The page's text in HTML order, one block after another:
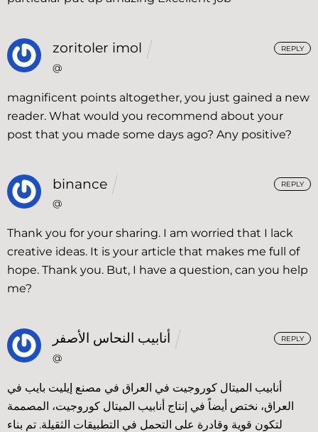
zoritoler imol
@
magnificent points altogether, you just gained a new
reader. What would you recommend about your
post that you made some days ago? Any positive?
REPLY
binance
@
Thank you for your sharing. I am worried that I lack
creative ideas. It is your article that makes me full of
hope. Thank you. But, I have a question, can you help
me?
REPLY
أنابيب النحاس الأصفر
@
أنابيب الميتال كوروجيت في العراق في مصنع إيليت بايب في
العراق، نختص أيضاً في إنتاج أنابيب الميتال كوروجيت، المصممة
لتكون قوية وقادرة على التحمل في التطبيقات الثقيلة. تم بناء
REPLY